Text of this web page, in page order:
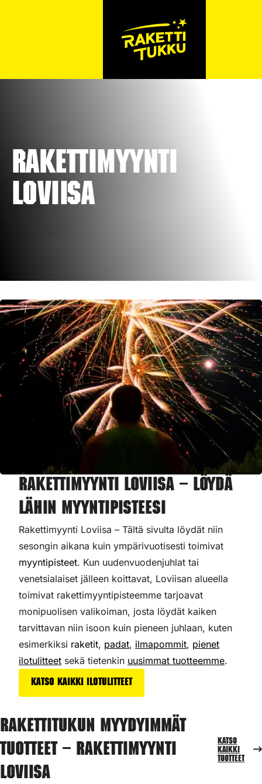
Rakettimyynti
Loviisa
Rakettimyynti Loviisa – Löydä
lähin myyntipisteesi
Rakettimyynti Loviisa – Tältä sivulta löydät niin
sesongin aikana kuin ympärivuotisesti toimivat
myyntipisteet. Kun uudenvuodenjuhlat tai
venetsialaiset jälleen koittavat, Loviisan alueella
toimivat rakettimyyntipisteemme tarjoavat
monipuolisen valikoiman, josta löydät kaiken
tarvittavan niin isoon kuin pieneen juhlaan, kuten
esimerkiksi raketit, padat, ilmapommit, pienet
ilotulitteet sekä tietenkin uusimmat tuotteemme.
Katso kaikki ilotulitteet
Rakettitukun myydyimmät
tuotteet – Rakettimyynti
Loviisa
Katso
kaikki
tuotteet